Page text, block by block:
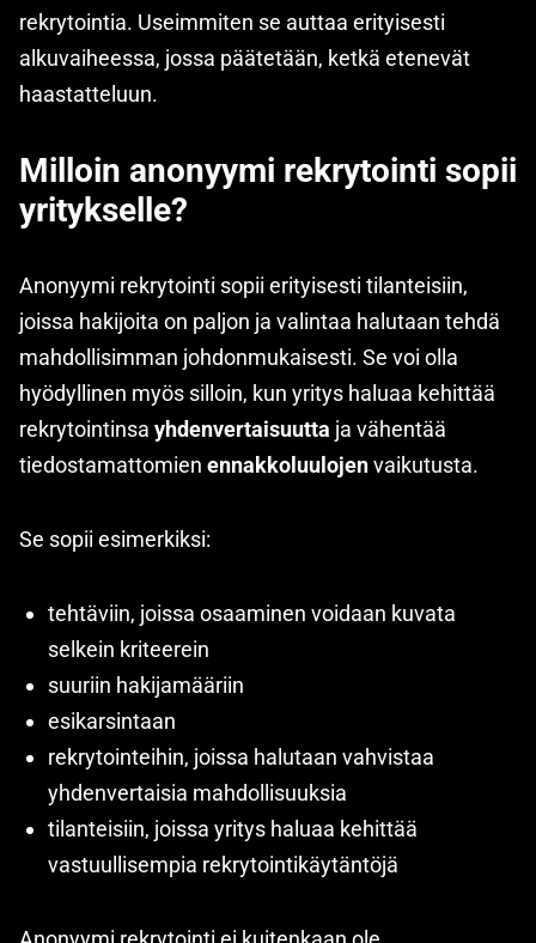
rekrytointia. Useimmiten se auttaa erityisesti
alkuvaiheessa, jossa päätetään, ketkä etenevät
haastatteluun.
Milloin anonyymi rekrytointi sopii
yritykselle?
Anonyymi rekrytointi sopii erityisesti tilanteisiin,
joissa hakijoita on paljon ja valintaa halutaan tehdä
mahdollisimman johdonmukaisesti. Se voi olla
hyödyllinen myös silloin, kun yritys haluaa kehittää
rekrytointinsa yhdenvertaisuutta ja vähentää
tiedostamattomien ennakkoluulojenvaikutusta.
Se sopii esimerkiksi:
tehtäviin, joissa osaaminen voidaan kuvata
selkein kriteerein
suuriin hakijamääriin
esikarsintaan
rekrytointeihin, joissa halutaan vahvistaa
yhdenvertaisia mahdollisuuksia
tilanteisiin, joissa yritys haluaa kehittää
vastuullisempia rekrytointikäytäntöjä